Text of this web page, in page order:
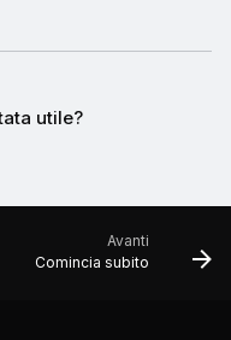
utile?
Avanti
Comincia subito